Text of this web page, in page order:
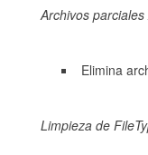
Archivos parciales
Elimina
Limpieza de